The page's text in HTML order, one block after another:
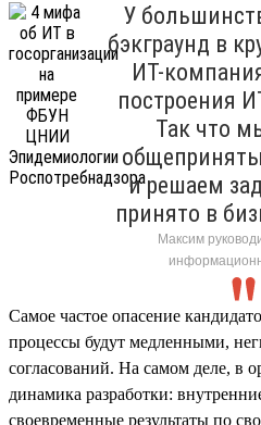
У
бэкграунд в
ИТ-
построения
Так что
и решаем
принято в
Максим
Самое частое опасение
процессы будут медленными,
согласований. На самом деле, в
динамика разработки:
своевременные результаты по